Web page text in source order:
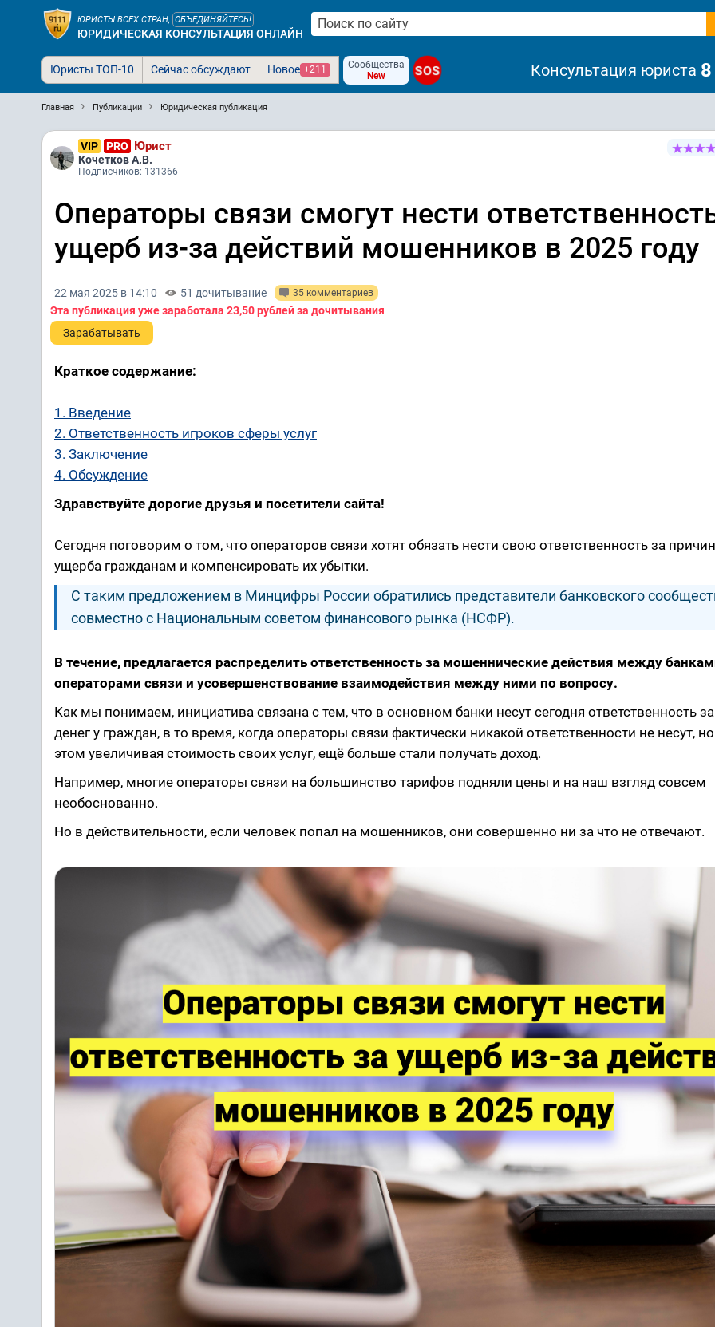
ЮРИСТЫ ВСЕХ СТРАН, ОБЪЕДИНЯЙТЕСЬ!
ЮРИДИЧЕСКАЯ КОНСУЛЬТАЦИЯ ОНЛАЙН
Юристы ТОП-10 Сейчас обсуждают Новое +211
Сообщества
New
SOS Консультация юриста
Главная Публикации Юридическая публикация
VIP PRO Юрист
Кочетков А.В.
Подписчиков: 131366
Операторы связи смогут нести
ущерб из-за действий мошенников в 2025 году
22 мая 2025 в 14:10 51 дочитывание 35 комментариев
Эта публикация уже заработала 23,50 рублейза дочитывания
Зарабатывать
Краткое содержание:
1. Введение
2. Ответственность игроков сферы услуг
3. Заключение
4. Обсуждение
Здравствуйте дорогие друзья и посетители сайта!
Сегодня поговорим о том, что операторов связи хотят обязать нести свою ответственность за
ущерба гражданам и компенсировать их убытки.
С таким предложением в Минцифры России обратились представители банковского
совместно с Национальным советом финансового рынка (НСФР).
В течение, предлагается распределить ответственность за мошеннические действия между
операторами связи и усовершенствование взаимодействия между ними по вопросу.
Как мы понимаем, инициатива связана с тем, что в основном банки несут сегодня ответственность
денег у граждан, в то время, когда операторы связи фактически никакой ответственности не несут,
этом увеличивая стоимость своих услуг, ещё больше стали получать доход.
Например, многие операторы связи на большинство тарифов подняли цены и на наш взгляд совсем
необоснованно.
Но в действительности, если человек попал на мошенников, они совершенно ни за что не отвечают.